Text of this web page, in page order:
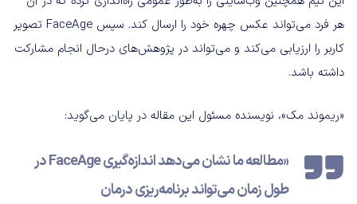
هر فرد می‌تواند عکس چهره خود را ارسال کند. سپس FaceAge تصویر
کاربر را ارزیابی می‌کند و می‌تواند در پژوهش‌های درحال انجام مشارکت
داشته باشد.
«ریموند مک»، نویسنده مسئول این مقاله در پایان می‌گوید:
«مطالعه ما نشان می‌دهد اندازه‌گیری FaceAge در
طول زمان می‌تواند برنامه‌ریزی درمان